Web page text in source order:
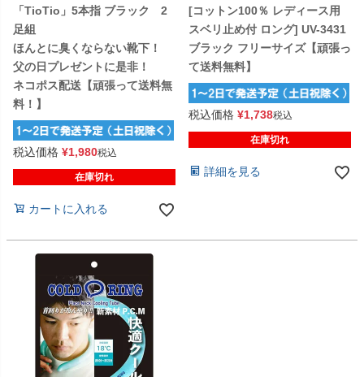
「TioTio」5本指 ブラック 2
足組
ほんとに臭くならない靴下！
父の日プレゼントに是非！
ネコポス配送【頑張って送料無
料！】
税込価格 ¥1,980税込
在庫切れ
カートに入れる
[コットン100％ レディース用
スベリ止め付 ロング] UV-3431
ブラック フリーサイズ【頑張っ
て送料無料】
税込価格 ¥1,738税込
在庫切れ
詳細を見る